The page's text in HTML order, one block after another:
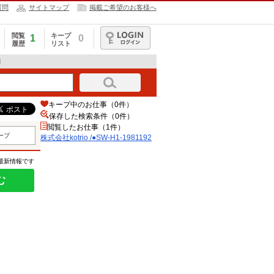
問 サイトマップ 掲載ご希望のお客様へ
閲覧
履歴
1
キープ
リスト
0
ログイン
プ
新情報です
キープ中のお仕事（0件）
保存した検索条件（0件）
閲覧したお仕事（1件）
株式会社kotrio /●SW-H1-1981192